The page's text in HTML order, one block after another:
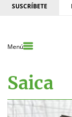
SUSCRÍBETE
Menú
Saica